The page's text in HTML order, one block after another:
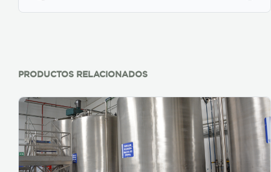
PRODUCTOS RELACIONADOS